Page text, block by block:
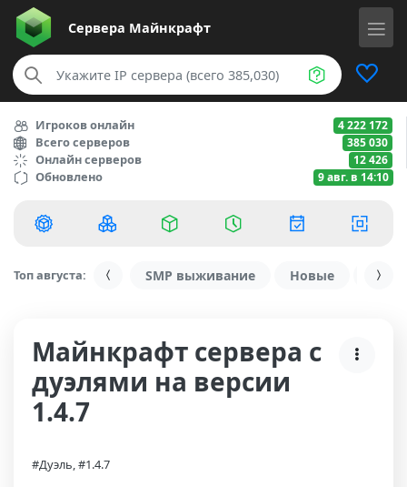
Сервера Майнкрафт
Игроков онлайн 4 222 172
Всего серверов 385 030
Онлайн серверов 12 426
Обновлено 9 авг. в 14:10
Топ августа: SMP выживание Новые С
Майнкрафт сервера с
дуэлями на версии
1.4.7
#Дуэль, #1.4.7